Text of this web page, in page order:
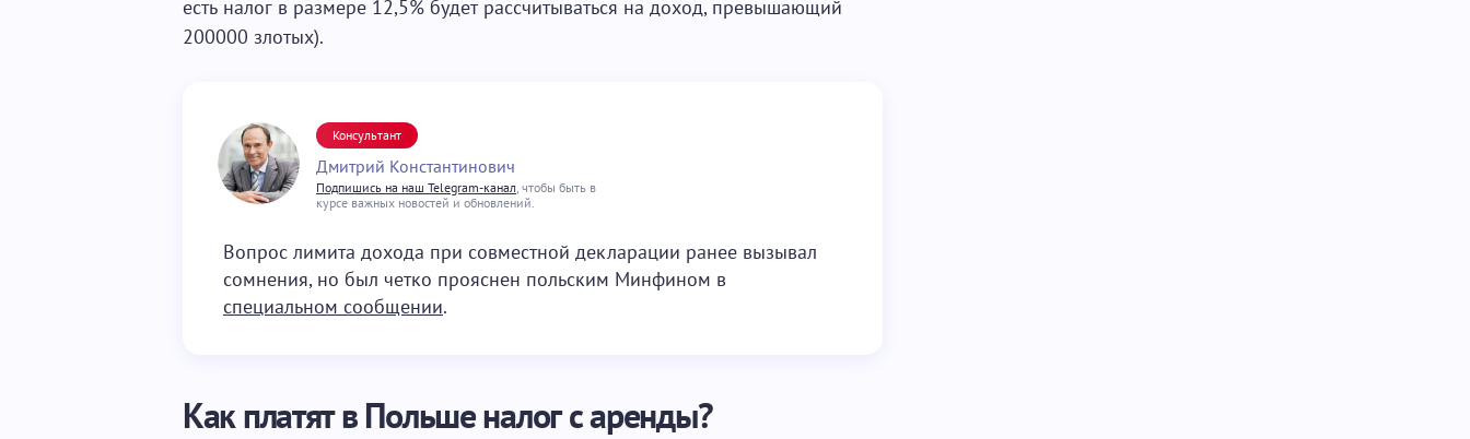
есть налог в размере 12,5% будет рассчитываться на доход, превышающий
200000 злотых).
Консультант
Дмитрий Константинович
Подпишись на наш Telegram-канал, чтобы быть в
курсе важных новостей и обновлений.
Вопрос лимита дохода при совместной декларации ранее вызывал
сомнения, но был четко прояснен польским Минфином в
специальном сообщении.
Как платят в Польше налог с аренды?